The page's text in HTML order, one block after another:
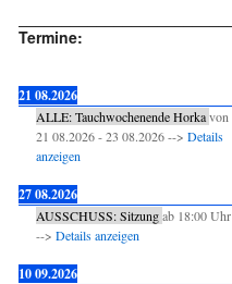
Termine:
21 08.2026
ALLE: Tauchwochenende Horka von
21 08.2026-23 08.2026--> Details
anzeigen
27 08.2026
AUSSCHUSS: Sitzung ab 18:00Uhr
--> Details anzeigen
10 09.2026